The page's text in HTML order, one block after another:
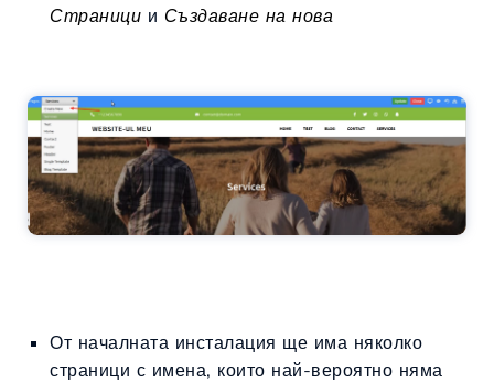
Страници и Създаване на нова
От началната инсталация ще има няколко
страници с имена, които най-вероятно няма